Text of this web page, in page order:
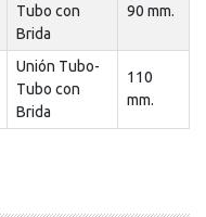
Tubo con
Brida
90 mm.
Unión Tubo-
Tubo con
Brida
110
mm.